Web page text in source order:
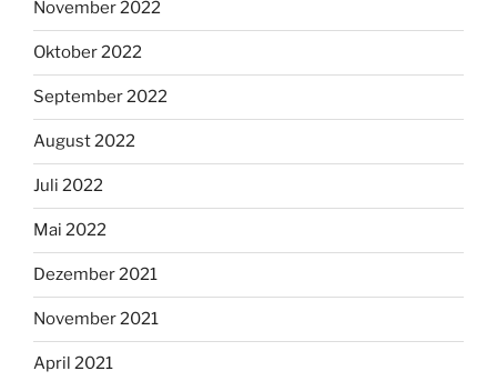
November 2022
Oktober 2022
September 2022
August 2022
Juli 2022
Mai 2022
Dezember 2021
November 2021
April 2021